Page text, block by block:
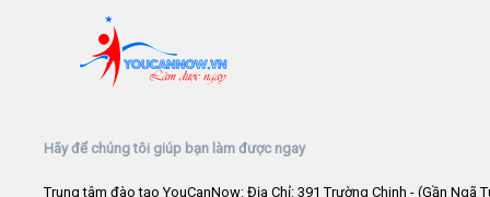
Hãy để chúng tôi giúp bạn làm được ngay
Trung tâm đào tạo YouCanNow: Địa Chỉ: 391 Trường Chinh - (Gần Ngã